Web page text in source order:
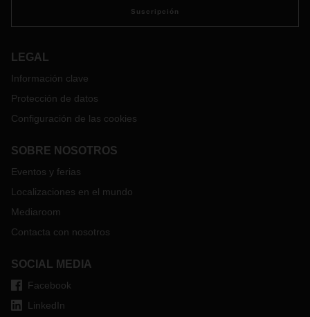
Suscripción
LEGAL
Información clave
Protección de datos
Configuración de las cookies
SOBRE NOSOTROS
Eventos y ferias
Localizaciones en el mundo
Mediaroom
Contacta con nosotros
SOCIAL MEDIA
Facebook
LinkedIn